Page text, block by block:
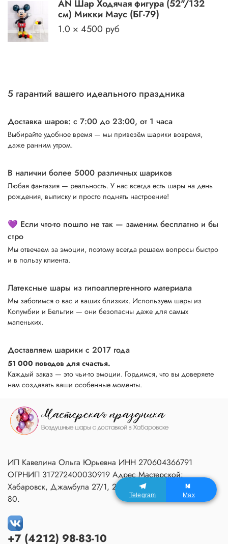
AN Шар Ходячая фигура (52"/132
см) Микки Маус (БГ-79)
1.0 × 4500 руб
5 гарантий вашего идеального праздника
Доставка шаров: с 7:00 до 23:00, от 1 часа
Выбирайте удобное время — мы привезём шарики вовремя,
даже ранним утром.
В наличии более 5000 различных шариков
Любая фантазия — реальность. У нас всегда есть шары на день
рождения, выписку и просто поднять настроение!
💜 Если что-то пошло не так — заменим бесплатно и бы
стро
Мы отвечаем за эмоции, поэтому всегда решаем вопросы быстро
и в пользу клиента.
Латексные шары из гипоаллергенного материала
Мы заботимся о вас и ваших близких. Используем шары из
Колумбии и Бельгии — они безопасны даже для самых
маленьких.
Доставляем шарики с 2017 года
51 000 поводов для счастья.
Каждый заказ — это чьи-то эмоции. Гордимся, что вы доверяете
нам создавать ваши особенные моменты.
+7 (4212) 98-83-10
ИП Кавелина Ольга Юрьевна ИНН 270604366791
ОГРНИП 317272400030919 Адрес Мастерской:
Хабаровск, Джамбула 27/1, 2 подъезд, 1 этаж, домофон
80.
Telegram Max